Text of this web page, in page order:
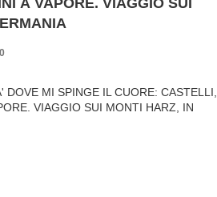
A VAPORE. VIAGGIO SUI